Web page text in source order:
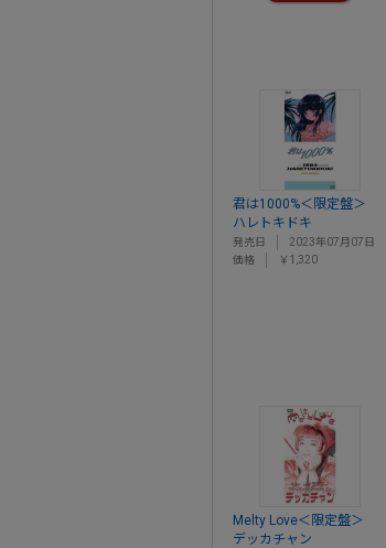
君は1000%＜限定盤＞
ハレトキドキ
発売日
2023年07月07日
価格
￥1,320
Melty Love＜限定盤＞
デッカチャン